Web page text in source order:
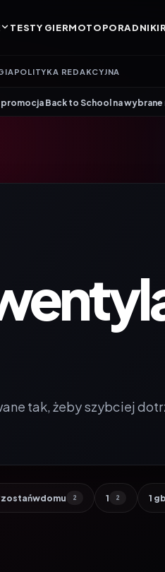
TESTY GIERMOTOPORADNIKI
POLITYKA REDAKCYJNA
na wybrane monitory•Patriot
tak, żeby szybciej
2 1 2 1